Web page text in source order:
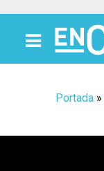
Portada»